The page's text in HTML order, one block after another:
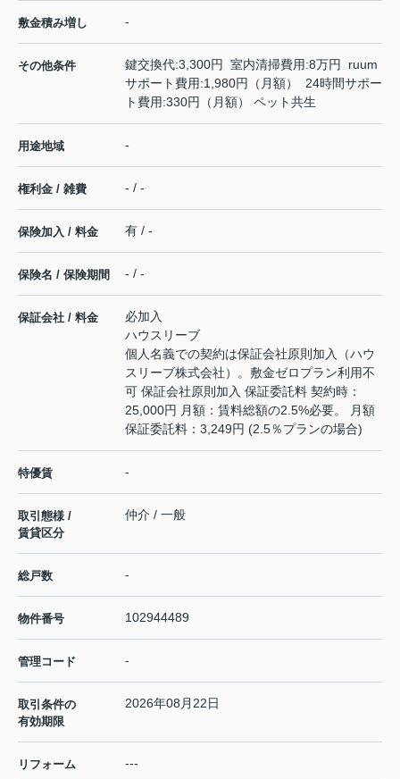
敷金積み増し -
その他条件
鍵交換代:3,300円 室内清掃費用:8万円 ruum
サポート費用:1,980円（月額） 24時間サポー
ト費用:330円（月額） ペット共生
用途地域 -
権利金 / 雑費 - / -
保険加入 / 料金 有 / -
保険名 / 保険期間 - / -
保証会社 / 料金
必加入
ハウスリーブ
個人名義での契約は保証会社原則加入（ハウ
スリーブ株式会社）。敷金ゼロプラン利用不
可 保証会社原則加入 保証委託料 契約時：
25,000円 月額：賃料総額の2.5%必要。 月額
保証委託料：3,249円 (2.5％プランの場合)
特優賃 -
取引態様 /
賃貸区分
仲介 / 一般
総戸数 -
物件番号 102944489
管理コード -
取引条件の
有効期限
2026年08月22日
リフォーム ---